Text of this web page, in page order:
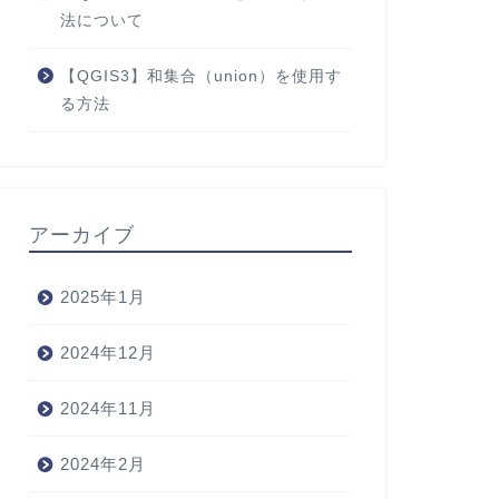
法について
【QGIS3】和集合（union）を使用す
る方法
アーカイブ
2025年1月
2024年12月
2024年11月
2024年2月